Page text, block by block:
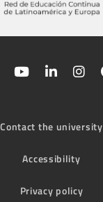
Contact the university
Accessibility
Privacy policy